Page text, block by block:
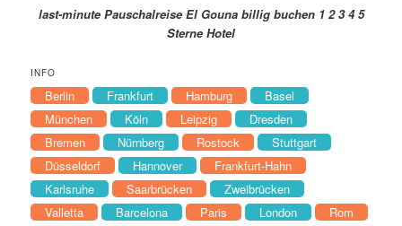
last-minute Pauschalreise El Gouna billig buchen 1 2 3 4 5
Sterne Hotel
INFO
Berlin Frankfurt Hamburg
Basel
München
Köln Leipzig
Dresden
Bremen
Nürnberg Rostock
Stuttgart
Düsseldorf
Hannover
Frankfurt-Hahn
Karlsruhe
Saarbrücken
Zweibrücken
Valletta
Barcelona Paris London
Rom